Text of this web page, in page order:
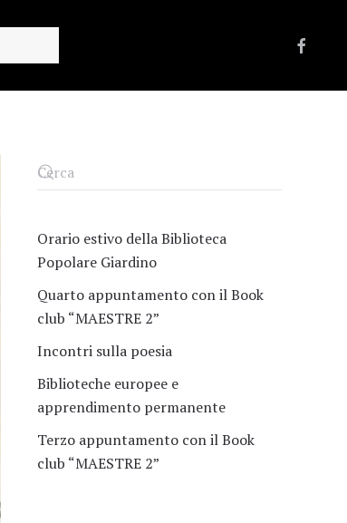
Orario estivo della Biblioteca
Popolare Giardino
Quarto appuntamento con il Book
club “MAESTRE 2”
Incontri sulla poesia
Biblioteche europee e
apprendimento permanente
Terzo appuntamento con il Book
club “MAESTRE 2”